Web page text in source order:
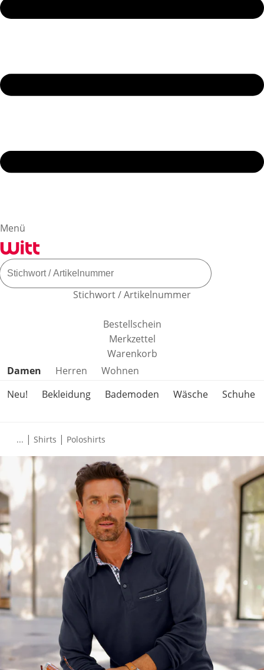
Menü
Stichwort / Artikelnummer
Bestellschein
Merkzettel
Warenkorb
Produktkategorien überspringen
Damen Herren
Wohnen
Neu!
Bekleidung Bademoden Wäsche Schuhe
... | Shirts | Poloshirts